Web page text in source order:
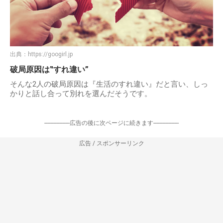
出典： https://googirl.jp
破局原因は‟すれ違い”
そんな2人の破局原因は『生活のすれ違い』だと言い、しっ
かりと話し合って別れを選んだそうです。
-----------------広告の後に次ページに続きます-----------------
広告 / スポンサーリンク